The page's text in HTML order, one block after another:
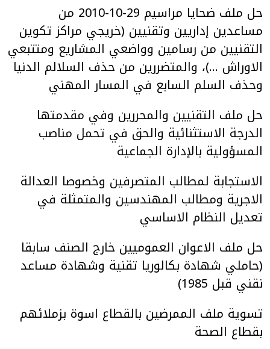
حل ملف ضحايا مراسيم 29-10-2010 من
مساعدين إداريين وتقنيين (خريجي مراكز تكوين
التقنيين من رسامين وواضعي المشاريع ومتتبعي
الاوراش …)، والمتضررين من حذف السلالم الدنيا
وحذف السلم السابع في المسار المهني
حل ملف التقنيين والمحررين وفي مقدمتها
الدرجة الاستثنائية والحق في تحمل مناصب
المسؤولية بالإدارة الجماعية
الاستجابة لمطالب المتصرفين وخصوصا العدالة
الاجرية ومطالب المهندسين والمتمثلة في
تعديل النظام الاساسي
حل ملف الاعوان العموميين خارج الصنف سابقا
(حاملي شهادة بكالوريا تقنية وشهادة مساعد
نقني قبل 1985)
تسوية ملف الممرضين بالقطاع اسوة بزملائهم
بقطاع الصحة